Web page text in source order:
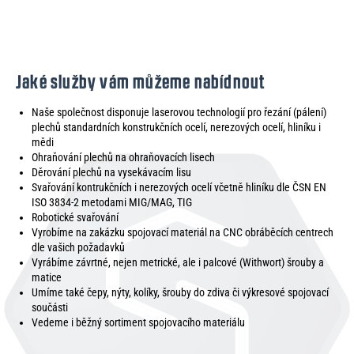
Jaké služby vám můžeme nabídnout
Naše společnost disponuje laserovou technologií pro řezání (pálení)
plechů standardních konstrukčních ocelí, nerezových ocelí, hliníku i
mědi
Ohraňování plechů na ohraňovacích lisech
Děrování plechů na vysekávacím lisu
Svařování kontrukčních i nerezových ocelí včetně hliníku dle ČSN EN
ISO 3834-2 metodami MIG/MAG, TIG
Robotické svařování
Vyrobíme na zakázku spojovací materiál na CNC obráběcích centrech
dle vašich požadavků
Vyrábíme závrtné, nejen metrické, ale i palcové (Withwort) šrouby a
matice
Umíme také čepy, nýty, kolíky, šrouby do zdiva či výkresové spojovací
součásti
Vedeme i běžný sortiment spojovacího materiálu